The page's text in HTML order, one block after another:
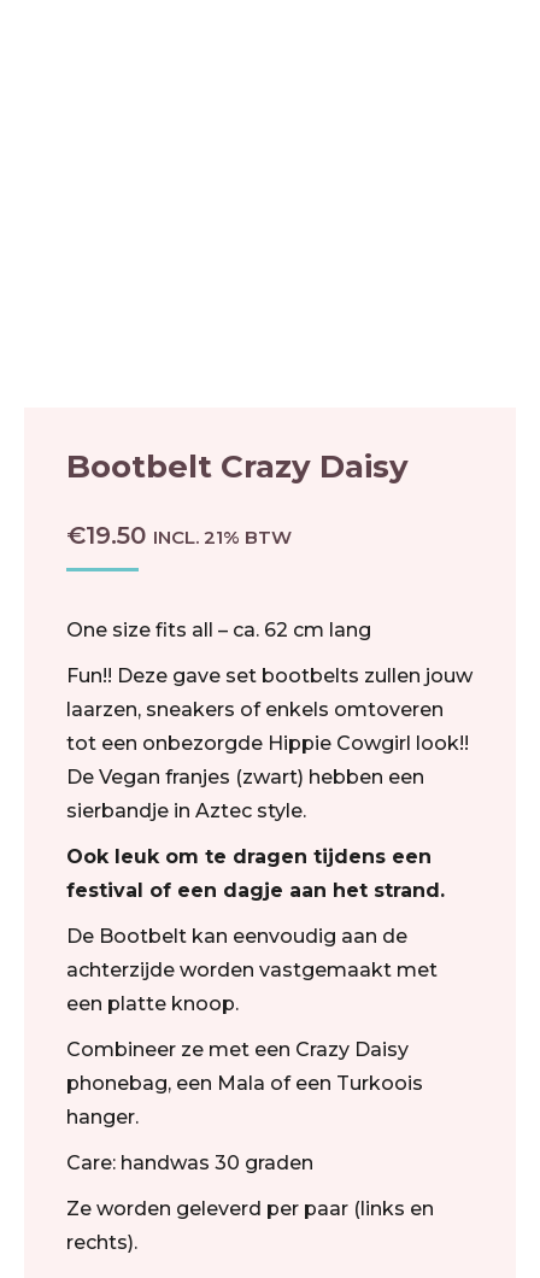
Bootbelt Crazy Daisy
€19.50 INCL. 21% BTW
One size fits all – ca. 62 cm lang
Fun!! Deze gave set bootbelts zullen jouw
laarzen, sneakers of enkels omtoveren
tot een onbezorgde Hippie Cowgirl look!!
De Vegan franjes (zwart) hebben een
sierbandje in Aztec style.
Ook leuk om te dragen tijdens een
festival of een dagje aan het strand.
De Bootbelt kan eenvoudig aan de
achterzijde worden vastgemaakt met
een platte knoop.
Combineer ze met een Crazy Daisy
phonebag, een Mala of een Turkoois
hanger.
Care: handwas 30 graden
Ze worden geleverd per paar (links en
rechts).